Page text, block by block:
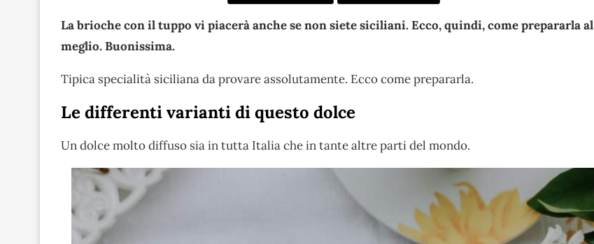
La brioche con il tuppo vi piacerà anche se non siete siciliani. Ecco, quindi, come prepararla al
meglio. Buonissima.
Tipica specialità siciliana da provare assolutamente. Ecco come prepararla.
Le differenti varianti di questo dolce
Un dolce molto diffuso sia in tutta Italia che in tante altre parti del mondo.